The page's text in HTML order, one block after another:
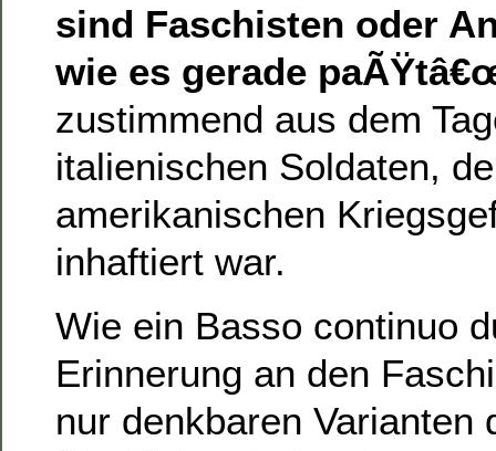
sind Faschisten oder
wie es gerade
zustimmend aus dem
italienischen Soldaten,
amerikanischen
inhaftiert war.
Wie ein Basso continuo
Erinnerung an den
nur denkbaren Varianten